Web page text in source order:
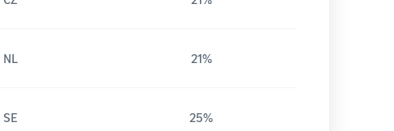
NL 21%
SE 25%